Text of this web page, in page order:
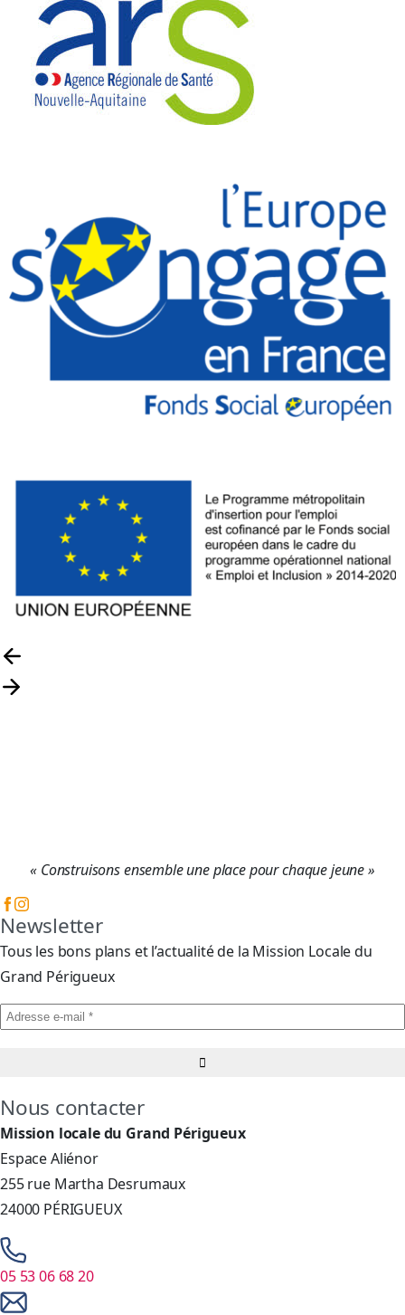
« Construisons ensemble une place pour chaque jeune »
Newsletter
Tous les bons plans et l’actualité de la Mission Locale du
Grand Périgueux
Nous contacter
Mission locale du Grand Périgueux
Espace Aliénor
255 rue Martha Desrumaux
24000 PÉRIGUEUX
05 53 06 68 20